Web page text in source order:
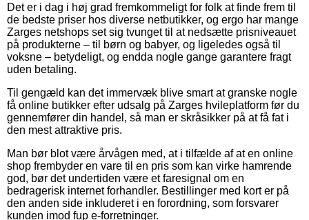
Det er i dag i høj grad fremkommeligt for folk at finde frem til
de bedste priser hos diverse netbutikker, og ergo har mange
Zarges netshops set sig tvunget til at nedsætte prisniveauet
på produkterne – til børn og babyer, og ligeledes også til
voksne – betydeligt, og endda nogle gange garantere fragt
uden betaling.
Til gengæld kan det immervæk blive smart at granske nogle
få online butikker efter udsalg på Zarges hvileplatform før du
gennemfører din handel, så man er skråsikker på at få fat i
den mest attraktive pris.
Man bør blot være årvågen med, at i tilfælde af at en online
shop frembyder en vare til en pris som kan virke hamrende
god, bør det undertiden være et faresignal om en
bedragerisk internet forhandler. Bestillinger med kort er på
den anden side inkluderet i en forordning, som forsvarer
kunden imod fup e-forretninger.